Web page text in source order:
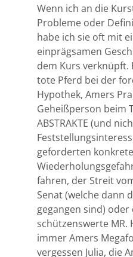
Wenn ich an die
Probleme oder
habe ich sie oft mit
einprägsamen
dem Kurs verknüpft.
tote Pferd bei der
Hypothek, Amers
Geheißperson beim
ABSTRAKTE (und
geforderten
fahren, der Streit
Senat (welche dann
gegangen sind)
schützenswerte MR.
immer Amers
vergessen Julia, die